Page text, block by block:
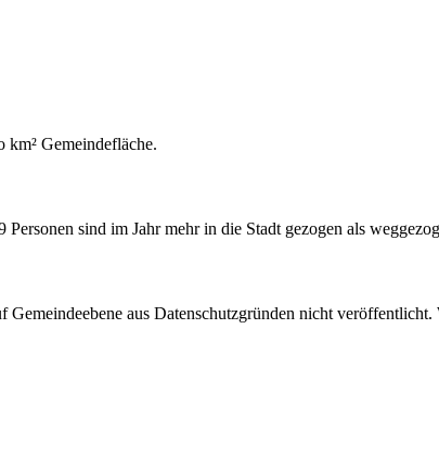
km² Gemeindefläche.
Personen sind im Jahr mehr in die Stadt gezogen als
Gemeindeebene aus Datenschutzgründen nicht